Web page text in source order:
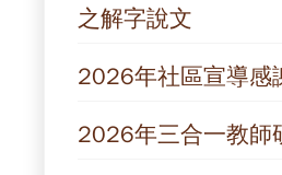
之解字說文
2026年社區宣導感
2026年三合一教師